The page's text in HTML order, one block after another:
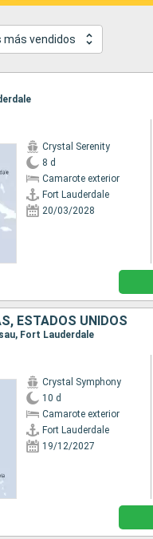
más vendidos
Crystal Serenity
8 d
Camarote exterior
Fort Lauderdale
20/03/2028
ESTADOS UNIDOS
Fort Lauderdale
Crystal Symphony
10 d
Camarote exterior
Fort Lauderdale
19/12/2027